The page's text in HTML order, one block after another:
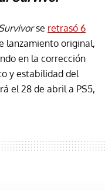
se retrasó 6
lanzamiento original,
en la corrección
y estabilidad del
el 28 de abril a PS5,